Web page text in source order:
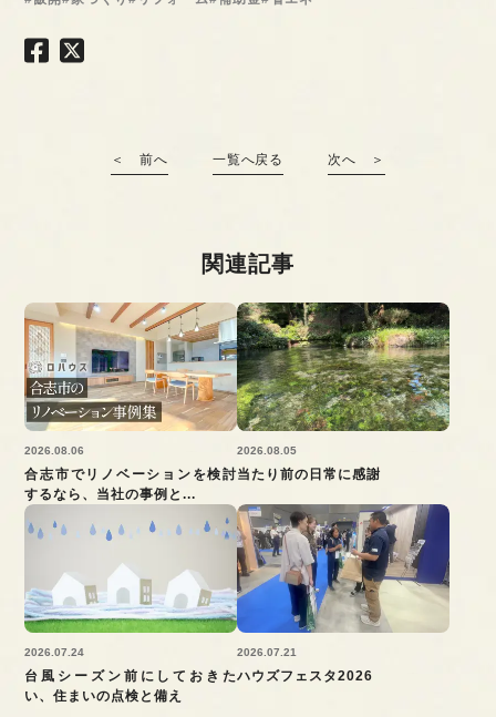
＜ 前へ 一覧へ戻る 次へ ＞
関連記事
2026.08.06
合志市でリノベーションを検討
するなら、当社の事例と...
2026.08.05
当たり前の日常に感謝
2026.07.24
台風シーズン前にしておきた
い、住まいの点検と備え
2026.07.21
ハウズフェスタ2026